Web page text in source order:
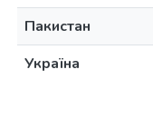
Пакистан
Україна